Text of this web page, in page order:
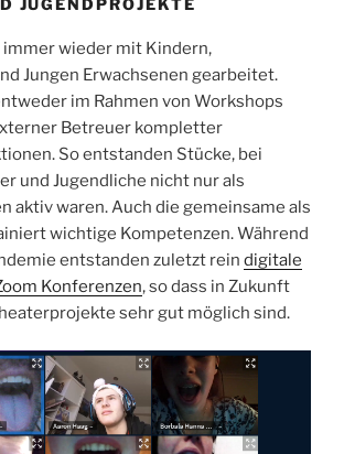
JUGENDPROJEKTE
immer wieder mit Kindern,
Jungen Erwachsenen gearbeitet.
im Rahmen von Workshops
Betreuer kompletter
So entstanden Stücke, bei
und Jugendliche nicht nur als
aktiv waren. Auch die gemeinsame als
wichtige Kompetenzen. Während
entstanden zuletzt rein digitale
Konferenzen, so dass in Zukunft
sehr gut möglich sind.